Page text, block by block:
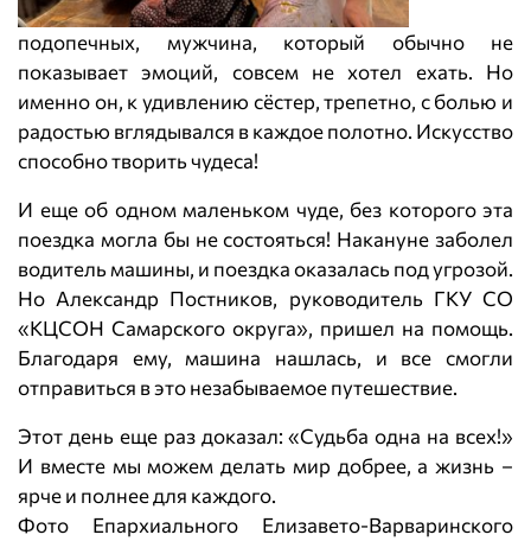
подопечных, мужчина, который обычно не
показывает эмоций, совсем не хотел ехать. Но
именно он, к удивлению сёстер, трепетно, с болью и
радостью вглядывался в каждое полотно. Искусство
способно творить чудеса!
И еще об одном маленьком чуде, без которого эта
поездка могла бы не состояться! Накануне заболел
водитель машины, и поездка оказалась под угрозой.
Но Александр Постников, руководитель ГКУ СО
«КЦСОН Самарского округа», пришел на помощь.
Благодаря ему, машина нашлась, и все смогли
отправиться в это незабываемое путешествие.
Этот день еще раз доказал: «Судьба одна на всех!»
И вместе мы можем делать мир добрее, а жизнь –
ярче и полнее для каждого.
Фото Епархиального Елизавето-Варваринского